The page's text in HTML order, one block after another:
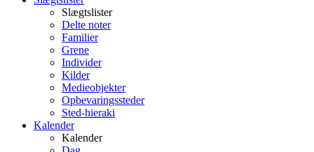
Slægtslister
Delte noter
Familier
Grene
Individer
Kilder
Medieobjekter
Opbevaringssteder
Sted-hieraki
Kalender
Kalender